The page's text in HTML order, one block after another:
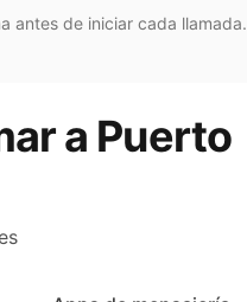
antes de iniciar cada llamada.
a Puerto